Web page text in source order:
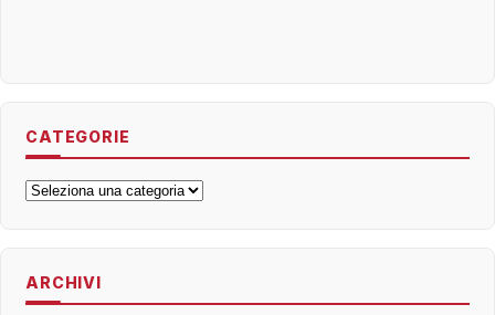
CATEGORIE
Categorie
ARCHIVI